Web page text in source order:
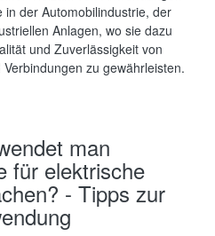
der Automobilindustrie, der
Anlagen, wo sie dazu
und Zuverlässigkeit von
zu gewährleisten.
man
für elektrische
- Tipps zur